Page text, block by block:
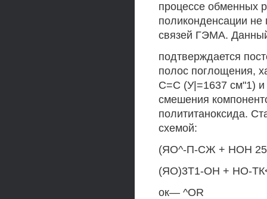
процессе обменных
поликонденсации
связей ГЭМА.
подтверждается
полос поглощения,
С=С (У|=1637 см"1) и
смешения
полититаноксида.
схемой:
(ЯО^-П-СЖ + НОН 25
(ЯО)3Т1-ОН + НО-
ок— ^OR